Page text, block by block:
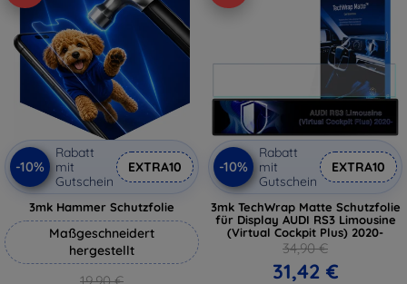
-10%
Rabatt
mit
Gutschein
EXTRA10
3mk Hammer Schutzfolie
Maßgeschneidert
hergestellt
19,90 €
-10%
Rabatt
mit
Gutschein
EXTRA10
3mk TechWrap Matte Schutzfolie
für Display AUDI RS3 Limousine
(Virtual Cockpit Plus) 2020-
34,90 €
31,42 €